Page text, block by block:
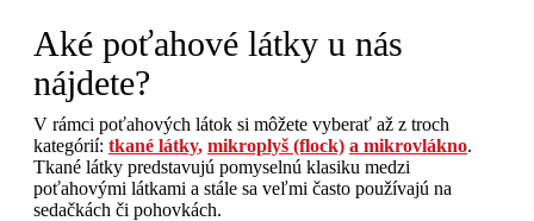
Aké poťahové látky u nás
nájdete?
V rámci poťahových látok si môžete vyberať až z troch
kategórií: tkané látky, mikroplyš (flock) a mikrovlákno.
Tkané látky predstavujú pomyselnú klasiku medzi
poťahovými látkami a stále sa veľmi často používajú na
sedačkách či pohovkách.